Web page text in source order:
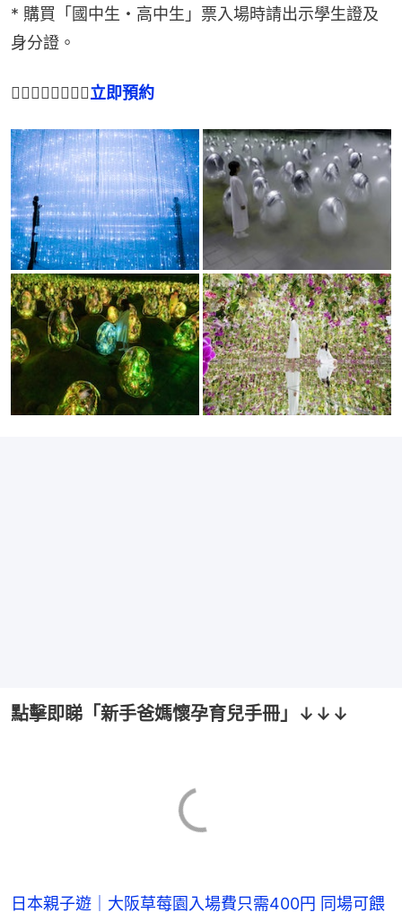
* 購買「國中生・高中生」票入場時請出示學生證及
身分證。
👉🏻👉🏻👉🏻👉🏻立即預約
點擊即睇「新手爸媽懷孕育兒手冊」↓↓↓
日本親子遊｜大阪草莓園入場費只需400円 同場可餵